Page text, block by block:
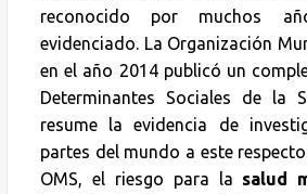
reconocido por muchos
evidenciado. La Organización
en el año 2014 publicó un
Determinantes Sociales de la
resume la evidencia de
partes del mundo a este
OMS, el riesgo para la salud